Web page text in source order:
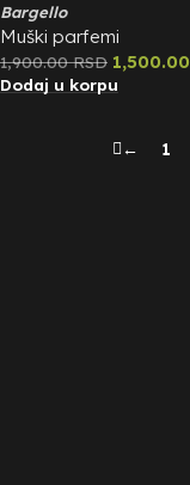
Bargello
Muški parfemi
1,900.00RSD 1,500.00
Dodaj u korpu
← 1